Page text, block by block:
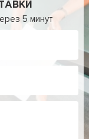
5 минут